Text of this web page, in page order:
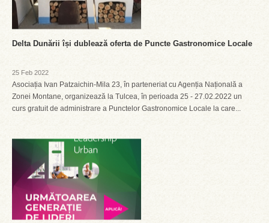
Delta Dunării își dublează oferta de Puncte Gastronomice Locale
25 Feb 2022
Asociația Ivan Patzaichin-Mila 23, în parteneriat cu Agenția Națională a
Zonei Montane, organizează la Tulcea, în perioada 25 - 27.02.2022 un
curs gratuit de administrare a Punctelor Gastronomice Locale la care...